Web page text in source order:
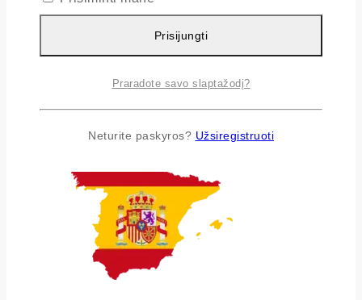
Airija
Prisijungti
Praradote savo slaptažodį?
Neturite paskyros? Užsiregistruoti